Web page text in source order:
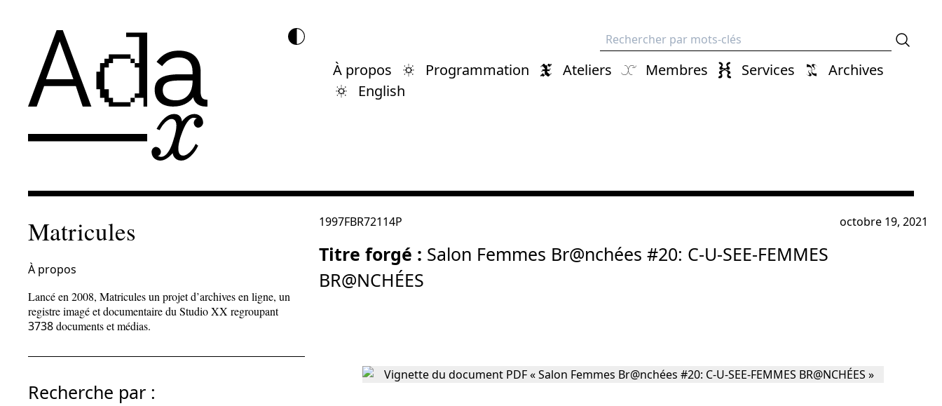
Recherche
À propos Programmation Ateliers Membres Services
Archives
English
Matricules
À propos
Lancé en 2008, Matricules un projet d’archives en ligne, un
registre imagé et documentaire du Studio XX regroupant
3738documents et médias.
Recherche par :
1997FBR72114P octobre 19, 2021
Titre forgé : Salon Femmes Br@nchées #20: C-U-SEE-FEMMES
BR@NCHÉES